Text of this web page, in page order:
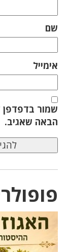
שם
אימייל
שמור בדפדפן
הבאה שאגיב.